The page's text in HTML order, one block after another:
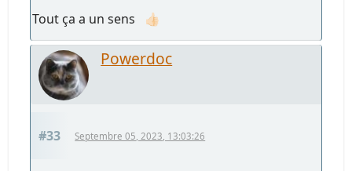
Tout ça a un sens 👍🏻
Powerdoc
#33 Septembre 05, 2023, 13:03:26